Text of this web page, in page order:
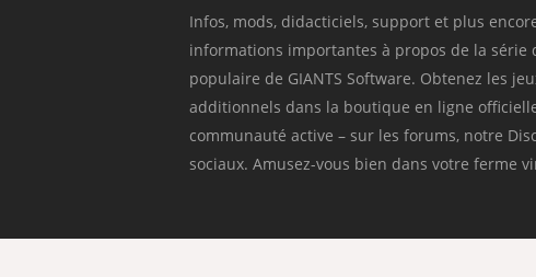
Infos, mods, didacticiels, support et plus
informations importantes à propos de la série
populaire de GIANTS Software. Obtenez les
additionnels dans la boutique en ligne
communauté active – sur les forums, notre
sociaux. Amusez-vous bien dans votre ferme